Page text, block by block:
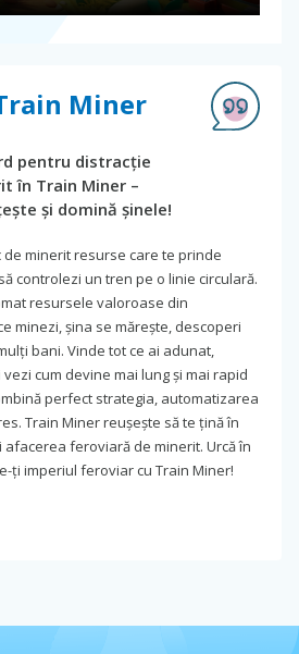
Miner
pentru distracție
în Train Miner –
și domină șinele!
minerit resurse care te prinde
controlezi un tren pe o linie circulară.
resursele valoroase din
minezi, șina se mărește, descoperi
bani. Vinde tot ce ai adunat,
cum devine mai lung și mai rapid
perfect strategia, automatizarea
Train Miner reușește să te țină în
afacerea feroviară de minerit. Urcă în
ți imperiul feroviar cu Train Miner!